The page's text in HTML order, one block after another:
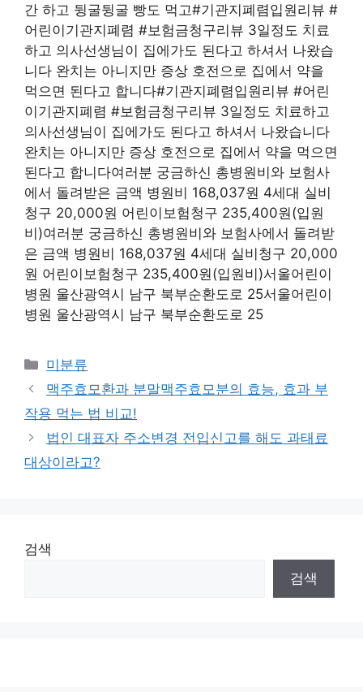
간 하고 뒹굴뒹굴 빵도 먹고#기관지폐렴입원리뷰 #
어린이기관지폐렴 #보험금청구리뷰 3일정도 치료
하고 의사선생님이 집에가도 된다고 하셔서 나왔습
니다 완치는 아니지만 증상 호전으로 집에서 약을
먹으면 된다고 합니다#기관지폐렴입원리뷰 #어린
이기관지폐렴 #보험금청구리뷰 3일정도 치료하고
의사선생님이 집에가도 된다고 하셔서 나왔습니다
완치는 아니지만 증상 호전으로 집에서 약을 먹으면
된다고 합니다여러분 궁금하신 총병원비와 보험사
에서 돌려받은 금액 병원비 168,037원 4세대 실비
청구 20,000원 어린이보험청구 235,400원(입원
비)여러분 궁금하신 총병원비와 보험사에서 돌려받
은 금액 병원비 168,037원 4세대 실비청구 20,000
원 어린이보험청구 235,400원(입원비)서울어린이
병원 울산광역시 남구 북부순환도로 25서울어린이
병원 울산광역시 남구 북부순환도로 25
Categories
미분류
맥주효모환과 분말맥주효모분의 효능, 효과 부
작용 먹는 법 비교!
법인 대표자 주소변경 전입신고를 해도 과태료
대상이라고?
검색
검색